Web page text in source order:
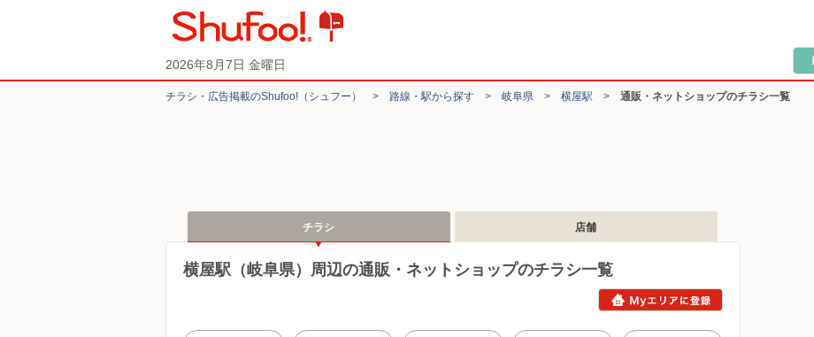
2026年8月7日 金曜日
チラシ・​広告掲載の​Shufoo!​（シュフー） > 路線・駅から探す > 岐阜県 > 横屋駅 > 通販・ネットショップのチラシ一覧
チラシ 店舗
横屋駅（岐阜県）周辺の通販・ネットショップのチラシ一覧